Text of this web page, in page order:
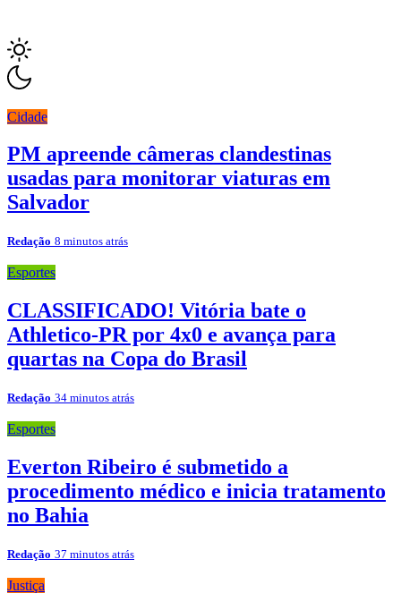
Cidade
PM apreende câmeras clandestinas
usadas para monitorar viaturas em
Salvador
Redação 8 minutos atrás
Esportes
CLASSIFICADO! Vitória bate o
Athletico-PR por 4x0 e avança para
quartas na Copa do Brasil
Redação 34 minutos atrás
Esportes
Everton Ribeiro é submetido a
procedimento médico e inicia tratamento
no Bahia
Redação 37 minutos atrás
Justiça